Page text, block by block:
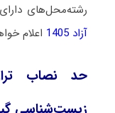
رشته‌محل‌های
آزاد 1405
اعلام
حد نصاب